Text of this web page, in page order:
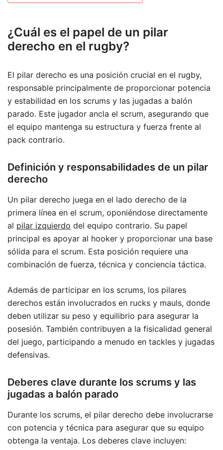
¿Cuál es el papel de un pilar
derecho en el rugby?
El pilar derecho es una posición crucial en el rugby,
responsable principalmente de proporcionar potencia
y estabilidad en los scrums y las jugadas a balón
parado. Este jugador ancla el scrum, asegurando que
el equipo mantenga su estructura y fuerza frente al
pack contrario.
Definición y responsabilidades de un pilar
derecho
Un pilar derecho juega en el lado derecho de la
primera línea en el scrum, oponiéndose directamente
al pilar izquierdo del equipo contrario. Su papel
principal es apoyar al hooker y proporcionar una base
sólida para el scrum. Esta posición requiere una
combinación de fuerza, técnica y conciencia táctica.
Además de participar en los scrums, los pilares
derechos están involucrados en rucks y mauls, donde
deben utilizar su peso y equilibrio para asegurar la
posesión. También contribuyen a la fisicalidad general
del juego, participando a menudo en tackles y jugadas
defensivas.
Deberes clave durante los scrums y las
jugadas a balón parado
Durante los scrums, el pilar derecho debe involucrarse
con potencia y técnica para asegurar que su equipo
obtenga la ventaja. Los deberes clave incluyen: